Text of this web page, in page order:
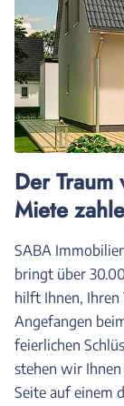
Der
Miete
SABA
bringt über
hilft Ihnen,
Angefangen
feierlichen
stehen wir
Seite auf einem